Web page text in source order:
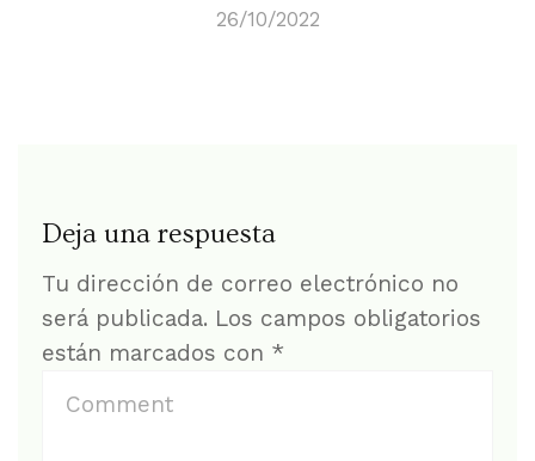
26/10/2022
Deja una respuesta
Tu dirección de correo electrónico no
será publicada. Los campos obligatorios
están marcados con *